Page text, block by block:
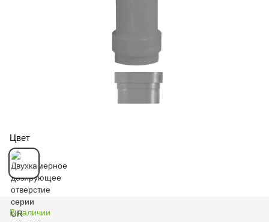
Цвет
В наличии